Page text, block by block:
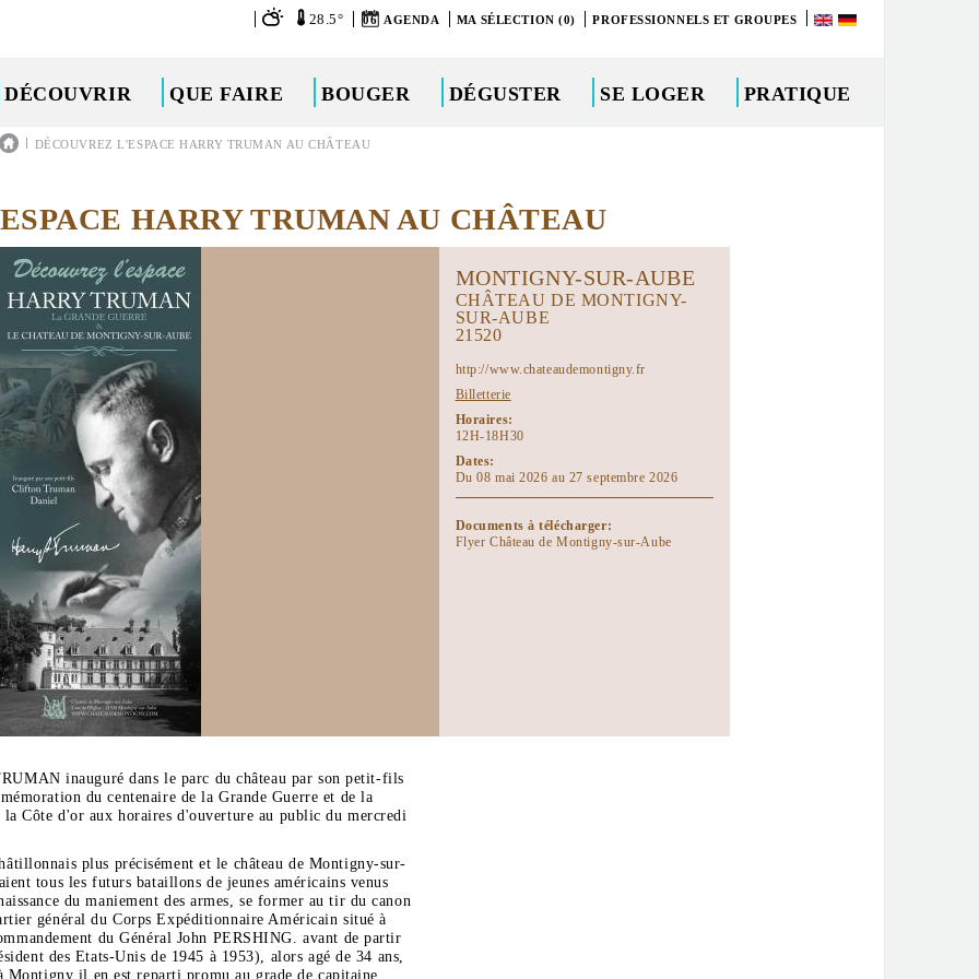
28.5° 06 AGENDA MA SÉLECTION (0) PROFESSIONNELS ET GROUPES
DÉCOUVRIR QUE FAIRE BOUGER DÉGUSTER SE LOGER PRATIQUE
| DÉCOUVREZ L'ESPACE HARRY TRUMAN AU CHÂTEAU
HARRY TRUMAN AU CHÂTEAU
MONTIGNY-SUR-AUBE
CHÂTEAU DE MONTIGNY-
SUR-AUBE
21520
http://www.chateaudemontigny.fr
Billetterie
Horaires:
12H-18H30
Dates:
Du 08 mai 2026 au 27 septembre 2026
Documents à télécharger:
Flyer Château de Montigny-sur-Aube
inauguré dans le parc du château par son petit-fils
du centenaire de la Grande Guerre et de la
la Côte d'or aux horaires d'ouverture au public du mercredi
plus précisément et le château de Montigny-sur-
tous les futurs bataillons de jeunes américains venus
du maniement des armes, se former au tir du canon
général du Corps Expéditionnaire Américain situé à
du Général John PERSHING. avant de partir
des Etats-Unis de 1945 à 1953), alors agé de 34 ans,
il en est reparti promu au grade de capitaine